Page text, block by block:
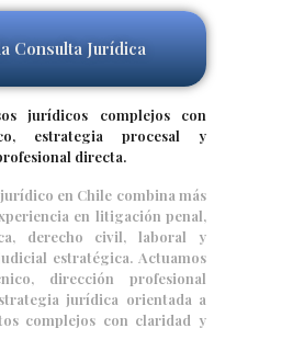
Consulta Jurídica
jurídicos complejos con
estrategia procesal y
directa.
en Chile combina más
en litigación penal,
derecho civil, laboral y
estratégica. Actuamos
dirección profesional
jurídica orientada a
complejos con claridad y